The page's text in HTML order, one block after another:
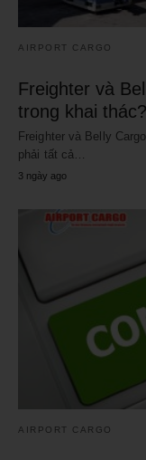
AIRPORT CARGO
Freighter và
trong khai thác?
Freighter và Belly
phải tất cả…
3 ngày ago
AIRPORT CARGO